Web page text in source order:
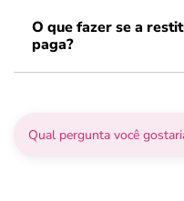
O que fazer se a
paga?